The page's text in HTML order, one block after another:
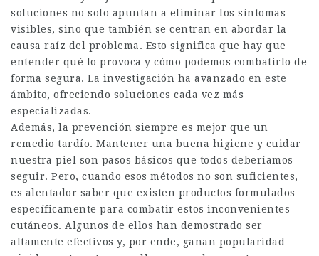
soluciones no solo apuntan a eliminar los síntomas
visibles, sino que también se centran en abordar la
causa raíz del problema. Esto significa que hay que
entender qué lo provoca y cómo podemos combatirlo de
forma segura. La investigación ha avanzado en este
ámbito, ofreciendo soluciones cada vez más
especializadas.
Además, la prevención siempre es mejor que un
remedio tardío. Mantener una buena higiene y cuidar
nuestra piel son pasos básicos que todos deberíamos
seguir. Pero, cuando esos métodos no son suficientes,
es alentador saber que existen productos formulados
específicamente para combatir estos inconvenientes
cutáneos. Algunos de ellos han demostrado ser
altamente efectivos y, por ende, ganan popularidad